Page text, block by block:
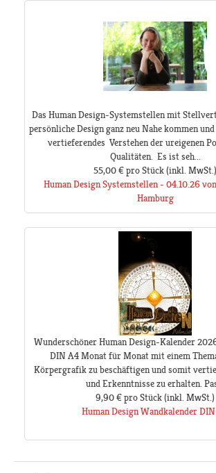
Das Human Design-Systemstellen mit
persönliche Design ganz neu Nahe kommen
vertieferendes Verstehen der ureigenen
Qualitäten. Es ist seh...
55,00 €pro Stück(inkl. MwSt.)
Human Design Systemstellen - 04.10.26
Hamburg
Wunderschöner Human Design-Kalender
DIN A4 Monat für Monat mit einem
Körpergrafik zu beschäftigen und somit
und Erkenntnisse zu erhalten.
9,90 €pro Stück(inkl. MwSt.)
Human Design Wandkalender